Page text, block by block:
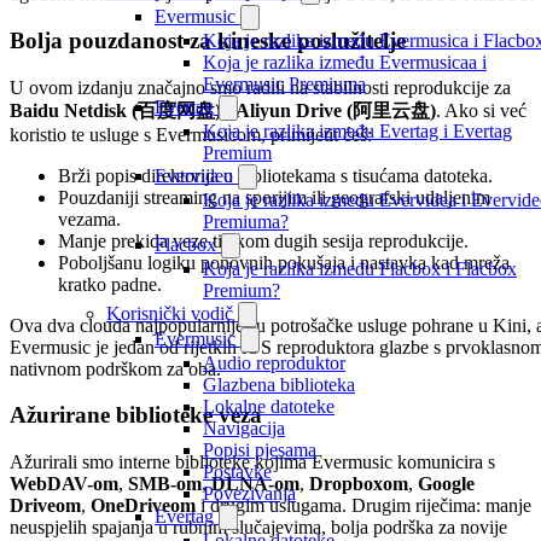
Evermusic
Koja je razlika između Evermusica i
Koja je razlika između Evermusicaa i
Evermusic Premiuma
Evertag
Koja je razlika između Evertag i Evertag
Premium
Evervideo
Koja je razlika između Evervidea i
Premiuma?
Flacbox
Koja je razlika između Flacbox i Flacbox
Premium?
Korisnički vodič
Evermusic
Audio reproduktor
Glazbena biblioteka
Lokalne datoteke
Navigacija
Popisi pjesama
Postavke
Povezivanja
Evertag
Bolja pouzdanost za kineske poslužitelje
U ovom izdanju značajno smo radili na stabilnosti reprodukcije za
Baidu Netdisk (百度网盘)
Aliyun Drive (阿里云盘). Ako si već
koristio te usluge s Evermusicom, primijetit ćeš:
Brži popis direktorija u bibliotekama s tisućama datoteka.
Pouzdaniji streaming na sporijim ili geografski udaljenim
vezama.
Manje prekida veze tijekom dugih sesija reprodukcije.
Poboljšanu logiku ponovnih pokušaja i nastavka kad mreža
kratko padne.
Ova dva clouda najpopularnije su potrošačke usluge pohrane u Kini,
Evermusic je jedan od rijetkih iOS reproduktora glazbe s
nativnom podrškom za oba.
Ažurirane biblioteke veza
Ažurirali smo interne biblioteke kojima Evermusic komunicira s
WebDAV-om, SMB-om,DLNA-om, Dropboxom, Google
Driveom, OneDriveom i drugim uslugama. Drugim riječima: manje
neuspjelih spajanja u rubnim slučajevima, bolja podrška za novije